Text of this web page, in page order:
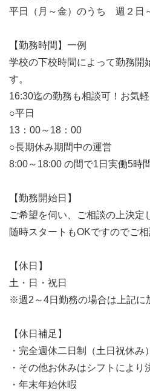
平日（月～金）のうち 週２日
【勤務時間】一例
学校の下校時間によって勤務開
す。
16:30迄の勤務も相談可！お気
○平日
13：00～18：00
○長期休み期間中の運営
8:00～18:00 の間で1日実働5時
【勤務開始日】
ご希望を伺い、ご相談の上決定
随時スタートもOKですのでご相
【休日】
土・日・祝日
※週2～4日勤務の場合は上記に
【休日補足】
・完全週休二日制（土日祝休み）
・その他お休みはシフトにより
・年末年始休暇